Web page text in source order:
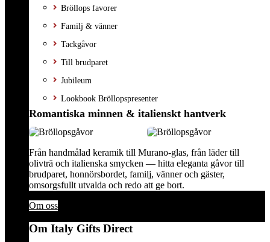
Bröllops favorer
Familj & vänner
Tackgåvor
Till brudparet
Jubileum
Lookbook Bröllopspresenter
Romantiska minnen & italienskt hantverk
Från handmålad keramik till Murano-glas, från läder till
olivträ och italienska smycken — hitta eleganta gåvor till
brudparet, honnörsbordet, familj, vänner och gäster,
omsorgsfullt utvalda och redo att ge bort.
Om oss
Om Italy Gifts Direct